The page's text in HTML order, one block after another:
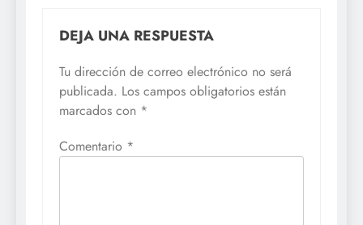
DEJA UNA RESPUESTA
Tu dirección de correo electrónico no será
publicada. Los campos obligatorios están
marcados con *
Comentario *